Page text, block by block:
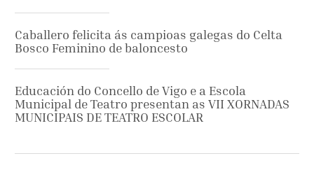
Caballero felicita ás campioas galegas do Celta
Bosco Feminino de baloncesto
Educación do Concello de Vigo e a Escola
Municipal de Teatro presentan as VII XORNADAS
MUNICIPAIS DE TEATRO ESCOLAR